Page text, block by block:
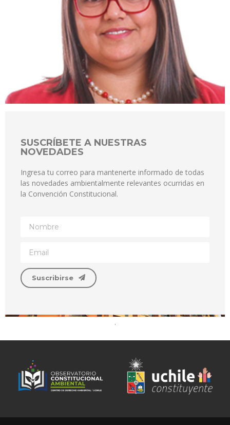
SUSCRÍBETE A NUESTRAS
NOVEDADES
Ingresa tu correo para mantenerte informado de todas
las novedades ambientalmente relevantes ocurridas en
la Convención Constitucional.
Suscribirse
.